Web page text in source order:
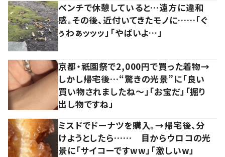
ベンチで休憩していると…遠方に違和
感。その後、近付いてきたモノに……「ぐ
ぅわぁッッッ」「やばいよ…」
京都・祇園祭で2,000円で買った着物→
しかし帰宅後…“驚きの光景”に「良い
買い物されましたね～」「お宝だ」「掘り
出し物ですね」
ミスドでドーナツを購入。→帰宅後、分
けようとしたら…… 目からウロコの光
景に「サイコーですww」「激しいw」